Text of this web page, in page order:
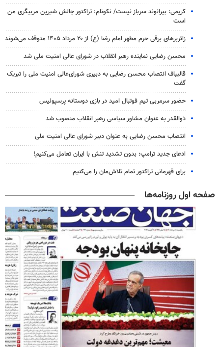
کریمی: بیرانوند سرباز نیست/ نکونام: تراکتور چالش شیرین مربیگری من
است
زائربرهای برقی حرم مطهر امام رضا (ع) از ۲۰ مرداد ۱۴۰۵ متوقف می‌شوند
محسن رضایی نماینده رهبر انقلاب در شورای عالی امنیت ملی شد
قالیباف انتصاب محسن رضایی به دبیری شورای‌عالی امنیت ملی را تبریک
گفت
حضور سرمربی تیم فوتبال امید در بازی دوستانه پرسپولیس
ذوالقدر به عنوان مشاور سیاسی رهبر انقلاب منصوب شد
انتصاب محسن رضایی به عنوان دبیر شورای عالی امنیت ملی
ادعای جدید ترامپ: بدون تشدید تنش با ایران تعامل می‌کنیم!
برای قهرمانی تراکتور تمام تلاش‌مان را می‌کنیم
صفحه اول روزنامه‌ها